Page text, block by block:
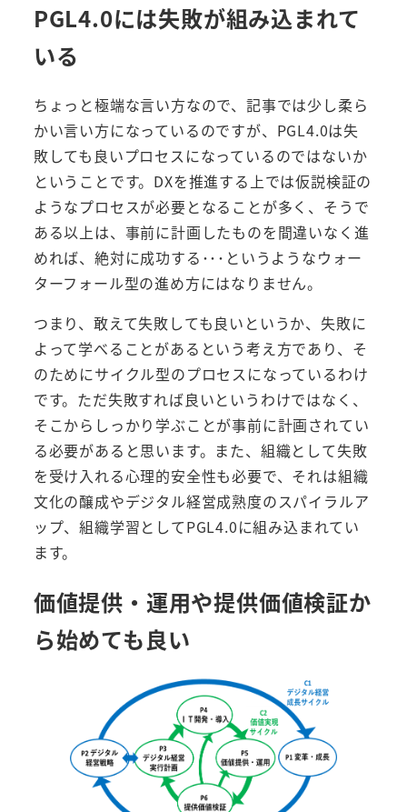
PGL4.0には失敗が組み込まれて
いる
ちょっと極端な言い方なので、記事では少し柔ら
かい言い方になっているのですが、PGL4.0は失
敗しても良いプロセスになっているのではないか
ということです。DXを推進する上では仮説検証の
ようなプロセスが必要となることが多く、そうで
ある以上は、事前に計画したものを間違いなく進
めれば、絶対に成功する･･･というようなウォー
ターフォール型の進め方にはなりません。
つまり、敢えて失敗しても良いというか、失敗に
よって学べることがあるという考え方であり、そ
のためにサイクル型のプロセスになっているわけ
です。ただ失敗すれば良いというわけではなく、
そこからしっかり学ぶことが事前に計画されてい
る必要があると思います。また、組織として失敗
を受け入れる心理的安全性も必要で、それは組織
文化の醸成やデジタル経営成熟度のスパイラルア
ップ、組織学習としてPGL4.0に組み込まれてい
ます。
価値提供・運用や提供価値検証か
ら始めても良い